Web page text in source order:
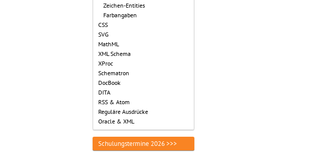
Zeichen-Entities
Farbangaben
CSS
SVG
MathML
XML Schema
XProc
Schematron
DocBook
DITA
RSS & Atom
Reguläre Ausdrücke
Oracle & XML
Schulungstermine 2026 >>>